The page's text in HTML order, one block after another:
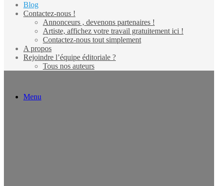
Blog
Contactez-nous !
Annonceurs , devenons partenaires !
Artiste, affichez votre travail gratuitement ici !
Contactez-nous tout simplement
A propos
Rejoindre l’équipe éditoriale ?
Tous nos auteurs
Menu